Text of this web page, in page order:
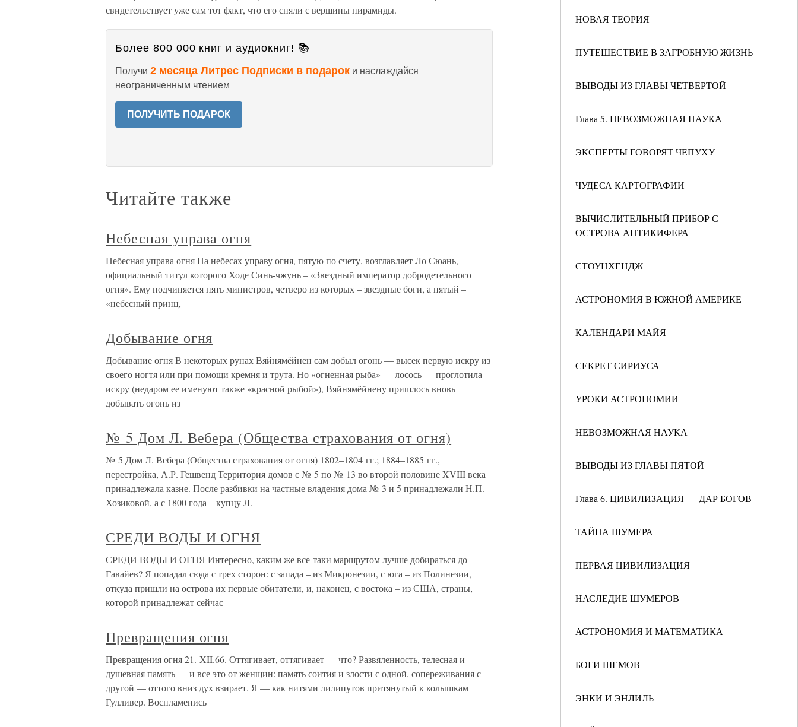
НОВАЯ ТЕОРИЯ
ПУТЕШЕСТВИЕ В ЗАГРОБНУЮ ЖИЗНЬ
ВЫВОДЫ ИЗ ГЛАВЫ ЧЕТВЕРТОЙ
Глава 5. НЕВОЗМОЖНАЯ НАУКА
ЭКСПЕРТЫ ГОВОРЯТ ЧЕПУХУ
ЧУДЕСА КАРТОГРАФИИ
ВЫЧИСЛИТЕЛЬНЫЙ ПРИБОР С
ОСТРОВА АНТИКИФЕРА
СТОУНХЕНДЖ
АСТРОНОМИЯ В ЮЖНОЙ АМЕРИКЕ
КАЛЕНДАРИ МАЙЯ
СЕКРЕТ СИРИУСА
УРОКИ АСТРОНОМИИ
НЕВОЗМОЖНАЯ НАУКА
ВЫВОДЫ ИЗ ГЛАВЫ ПЯТОЙ
Глава 6. ЦИВИЛИЗАЦИЯ — ДАР БОГОВ
ТАЙНА ШУМЕРА
ПЕРВАЯ ЦИВИЛИЗАЦИЯ
НАСЛЕДИЕ ШУМЕРОВ
АСТРОНОМИЯ И МАТЕМАТИКА
БОГИ ШЕМОВ
ЭНКИ И ЭНЛИЛЬ
свидетельствует уже сам тот факт, что его сняли с вершины пирамиды.
Более 800 000 книг и аудиокниг! 📚
Получи 2 месяца Литрес Подписки в подарок и наслаждайся
неограниченным чтением
ПОЛУЧИТЬ ПОДАРОК
Читайте также
Небесная управа огня
Небесная управа огня На небесах управу огня, пятую по счету, возглавляет Ло Сюань,
официальный титул которого Ходе Синь-чжунь – «Звездный император добродетельного
огня». Ему подчиняется пять министров, четверо из которых – звездные боги, а пятый –
«небесный принц,
Добывание огня
Добывание огня В некоторых рунах Вяйнямёйнен сам добыл огонь — высек первую искру из
своего ногтя или при помощи кремня и трута. Но «огненная рыба» — лосось — проглотила
искру (недаром ее именуют также «красной рыбой»), Вяйнямёйнену пришлось вновь
добывать огонь из
№ 5 Дом Л. Вебера (Общества страхования от огня)
№ 5 Дом Л. Вебера (Общества страхования от огня) 1802–1804 гг.; 1884–1885 гг.,
перестройка, А.Р. Гешвенд Территория домов с № 5 по № 13 во второй половине XVIII века
принадлежала казне. После разбивки на частные владения дома № 3 и 5 принадлежали Н.П.
Хозиковой, а с 1800 года – купцу Л.
СРЕДИ ВОДЫ И ОГНЯ
СРЕДИ ВОДЫ И ОГНЯ Интересно, каким же все-таки маршрутом лучше добираться до
Гавайев? Я попадал сюда с трех сторон: с запада – из Микронезии, с юга – из Полинезии,
откуда пришли на острова их первые обитатели, и, наконец, с востока – из США, страны,
которой принадлежат сейчас
Превращения огня
Превращения огня 21. XII.66. Оттягивает, оттягивает — что? Развяленность, телесная и
душевная память — и все это от женщин: память соития и злости с одной, сопереживания с
другой — оттого вниз дух взирает. Я — как нитями лилипутов притянутый к колышкам
Гулливер. Воспламенись